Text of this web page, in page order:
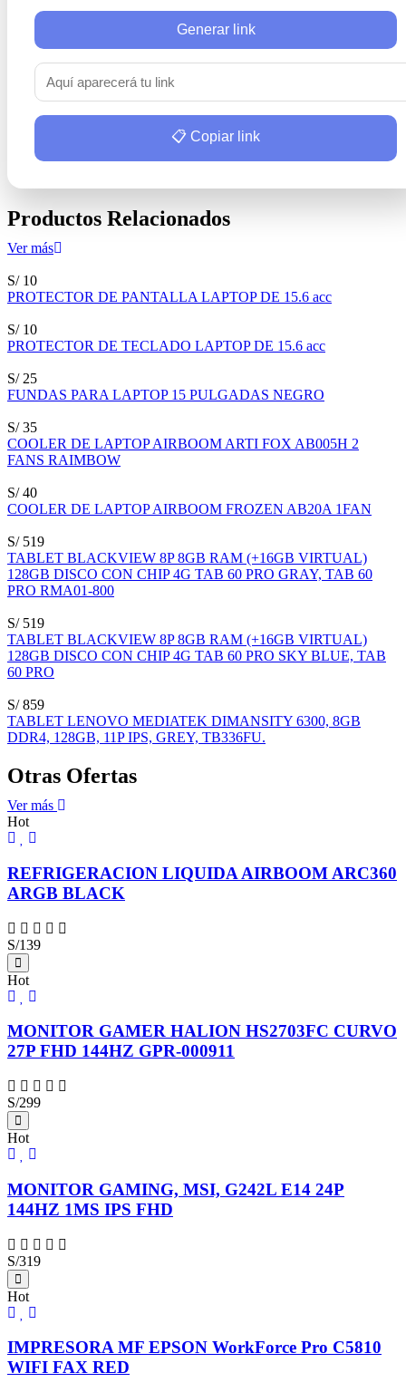
Generar link
📋 Copiar link
Productos Relacionados
Ver más
S/ 10
PROTECTOR DE PANTALLA LAPTOP DE 15.6 acc
S/ 10
PROTECTOR DE TECLADO LAPTOP DE 15.6 acc
S/ 25
FUNDAS PARA LAPTOP 15 PULGADAS NEGRO
S/ 35
COOLER DE LAPTOP AIRBOOM ARTI FOX AB005H 2
FANS RAIMBOW
S/ 40
COOLER DE LAPTOP AIRBOOM FROZEN AB20A 1FAN
S/ 519
TABLET BLACKVIEW 8P 8GB RAM (+16GB VIRTUAL)
128GB DISCO CON CHIP 4G TAB 60 PRO GRAY, TAB 60
PRO RMA01-800
S/ 519
TABLET BLACKVIEW 8P 8GB RAM (+16GB VIRTUAL)
128GB DISCO CON CHIP 4G TAB 60 PRO SKY BLUE, TAB
60 PRO
S/ 859
TABLET LENOVO MEDIATEK DIMANSITY 6300, 8GB
DDR4, 128GB, 11P IPS, GREY, TB336FU.
Otras Ofertas
Ver más
Hot
REFRIGERACION LIQUIDA AIRBOOM ARC360
ARGB BLACK
S/139
Hot
MONITOR GAMER HALION HS2703FC CURVO
27P FHD 144HZ GPR-000911
S/299
Hot
MONITOR GAMING, MSI, G242L E14 24P
144HZ 1MS IPS FHD
S/319
Hot
IMPRESORA MF EPSON WorkForce Pro C5810
WIFI FAX RED